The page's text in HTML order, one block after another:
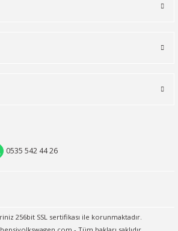
0535 542 44 26
256bit SSL sertifikası ile korunmaktadır.